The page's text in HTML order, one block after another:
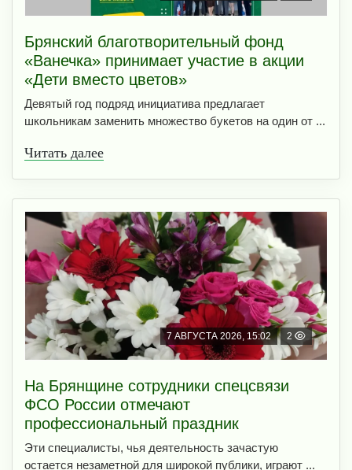
Брянский благотворительный фонд
«Ванечка» принимает участие в акции
«Дети вместо цветов»
Девятый год подряд инициатива предлагает
школьникам заменить множество букетов на один от ...
Читать далее
7 АВГУСТА 2026, 15:02 2
На Брянщине сотрудники спецсвязи
ФСО России отмечают
профессиональный праздник
Эти специалисты, чья деятельность зачастую
остается незаметной для широкой публики, играют ...